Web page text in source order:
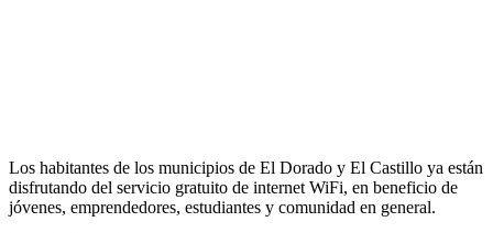
Los habitantes de los municipios de El Dorado y El Castillo ya están
disfrutando del servicio gratuito de internet WiFi, en beneficio de
jóvenes, emprendedores, estudiantes y comunidad en general.